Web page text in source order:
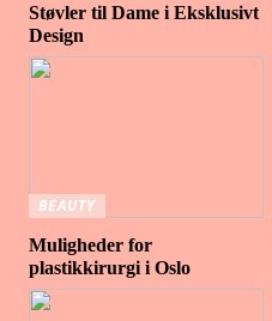
Støvler til Dame i Eksklusivt
Design
BEAUTY
Muligheder for
plastikkirurgi i Oslo